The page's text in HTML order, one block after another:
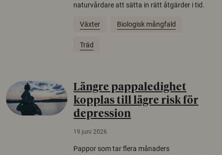
naturvårdare att sätta in rätt åtgärder i tid.
Växter Biologisk mångfald
Träd
Längre pappaledighet
kopplas till lägre risk för
depression
19 juni 2026
Pappor som tar flera månaders